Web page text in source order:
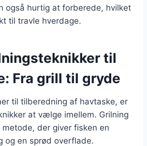
også hurtig at forberede, hvilket
til travle hverdage.
til
Fra grill til gryde
til tilberedning af havtaske, er
at vælge imellem. Grilning
der giver fisken en
og en sprød overflade.